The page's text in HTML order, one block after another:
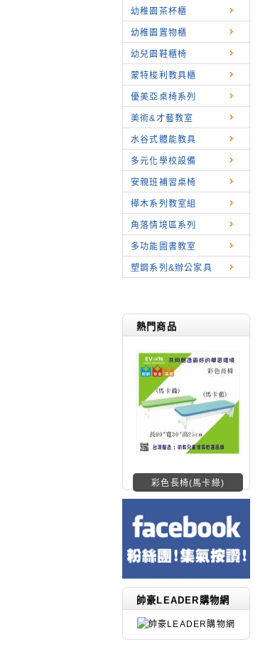
幼稚園茶杯櫃
幼稚園置物櫃
幼兒園鞋櫃椅
蒙特梭利教具櫃
優美亞桌椅系列
美術&才藝教室
水谷式體能教具
多元化學校設備
安親班補習桌椅
樺木系列教室組
角落情境區系列
多功能圖書教室
塑鋼系列&辦公家具
熱門商品
彩色長椅(馬卡綠)
帥豪LEADER購物網